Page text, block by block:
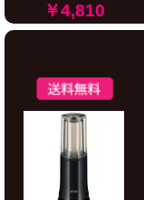
￥4,810